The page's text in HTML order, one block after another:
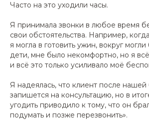
Часто на это уходили часы.
Я принимала звонки в любое время
свои обстоятельства. Например,
я могла в готовить ужин, вокруг
дети, мне было некомфортно, но я
и всё это только усиливало моё
Я надеялась, что клиент после
запишется на консультацию, но в
угодить приводило к тому, что он
подумать и позже перезвонить».